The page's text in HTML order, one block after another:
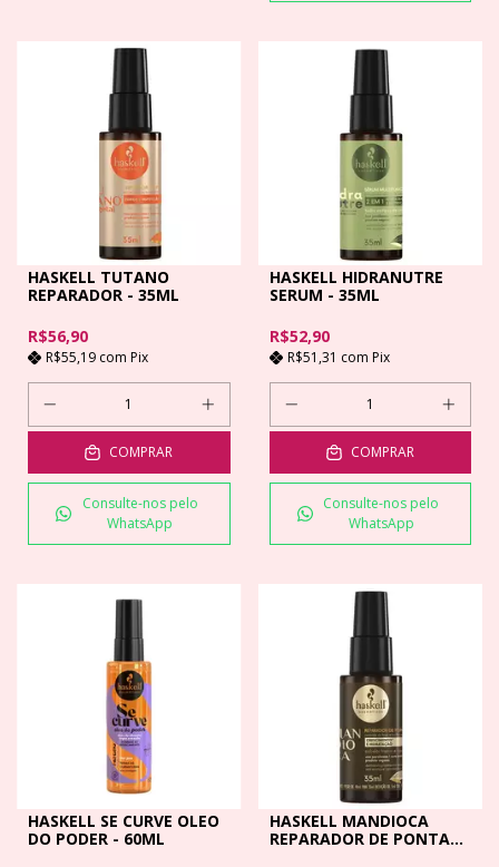
HASKELL TUTANO
REPARADOR - 35ML
R$56,90
R$55,19 com Pix
COMPRAR
Consulte-nos pelo
WhatsApp
HASKELL HIDRANUTRE
SERUM - 35ML
R$52,90
R$51,31 com Pix
COMPRAR
Consulte-nos pelo
WhatsApp
HASKELL SE CURVE OLEO
DO PODER - 60ML
HASKELL MANDIOCA
REPARADOR DE PONTAS -